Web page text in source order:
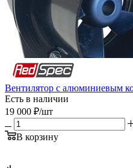
Вентилятор с алюминиевым
Есть в наличии
19 000 ₽/шт
В корзину